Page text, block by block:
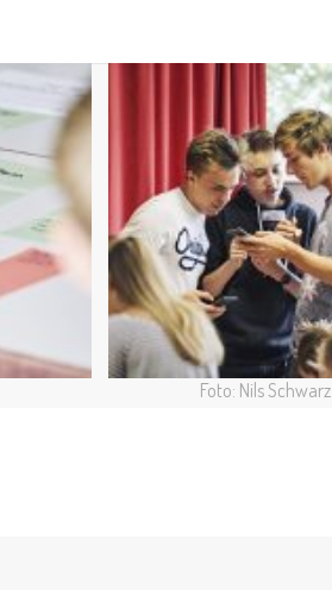
Foto: Nils Schwarz